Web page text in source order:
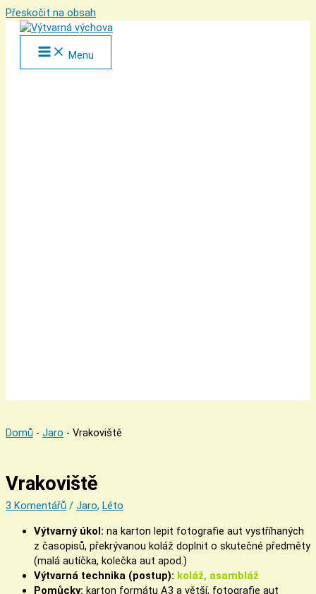
Přeskočit na obsah
Menu
Domů - Jaro - Vrakoviště
Vrakoviště
3 Komentářů / Jaro, Léto
Výtvarný úkol: na karton lepit fotografie aut vystříhaných
z časopisů, překrývanou koláž doplnit o skutečné předměty
(malá autíčka, kolečka aut apod.)
Výtvarná technika (postup): koláž, asambláž
Pomůcky: karton formátu A3 a větší, fotografie aut